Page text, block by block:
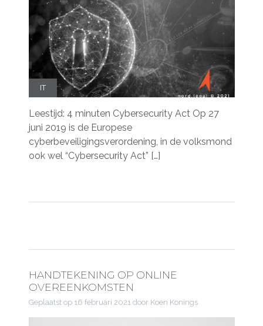
IT
Leestijd: 4 minuten Cybersecurity Act Op 27
juni 2019 is de Europese
cyberbeveiligingsverordening, in de volksmond
ook wel “Cybersecurity Act” […]
HANDTEKENING OP ONLINE
OVEREENKOMSTEN
Geplaatst op 16 februari 2021door Koen Konings